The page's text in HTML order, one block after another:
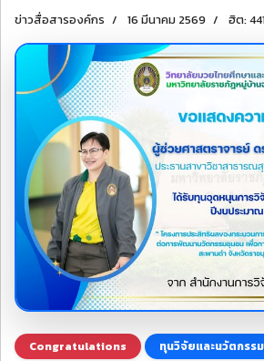
ข่าวสื่อสารองค์กร 16 มีนาคม 2569 ฮิต:
Congratulations ทุนวิจัยและนวัตกรรม